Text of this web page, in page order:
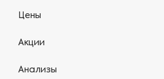
Цены
Акции
Анализы